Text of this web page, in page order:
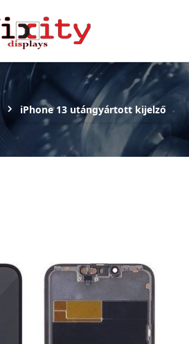
iPhone 13 utángyártott kijelző